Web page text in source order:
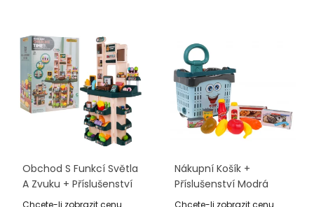
Obchod S Funkcí Světla
A Zvuku + Příslušenství
Chcete-li zobrazit cenu
Nákupní Košík +
Příslušenství Modrá
Chcete-li zobrazit cenu